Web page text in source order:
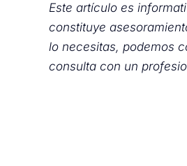
Este artículo es
constituye
lo necesitas, podemos
consulta con un